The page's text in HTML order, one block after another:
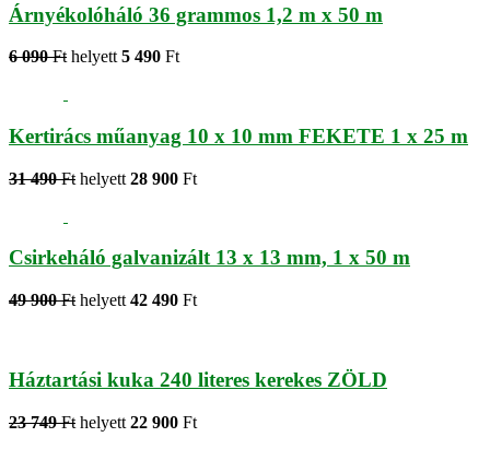
Árnyékolóháló 36 grammos 1,2 m x 50 m
6 090 Ft helyett 5 490 Ft
Kertirács műanyag 10 x 10 mm FEKETE 1 x 25 m
31 490 Ft helyett 28 900 Ft
Csirkeháló galvanizált 13 x 13 mm, 1 x 50 m
49 900 Ft helyett 42 490 Ft
Háztartási kuka 240 literes kerekes ZÖLD
23 749 Ft helyett 22 900 Ft